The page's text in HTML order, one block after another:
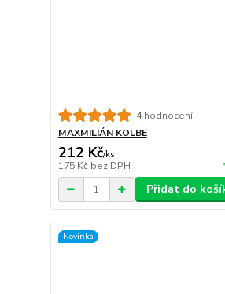
4 hodnocení
MAXMILIÁN KOLBE
212 Kč/ks
175 Kč bez DPH
Přidat do
Novinka